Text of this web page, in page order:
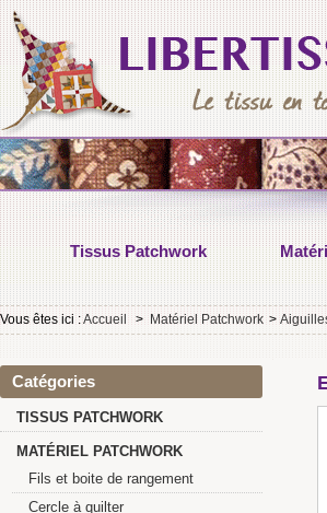
Tissus Patchwork
Vous êtes ici :Accueil > Matériel Patchwork >
Catégories
TISSUS PATCHWORK
MATÉRIEL PATCHWORK
Fils et boite de rangement
Cercle à quilter